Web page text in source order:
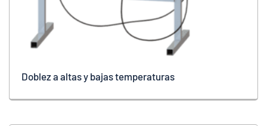
Doblez a altas y bajas temperaturas